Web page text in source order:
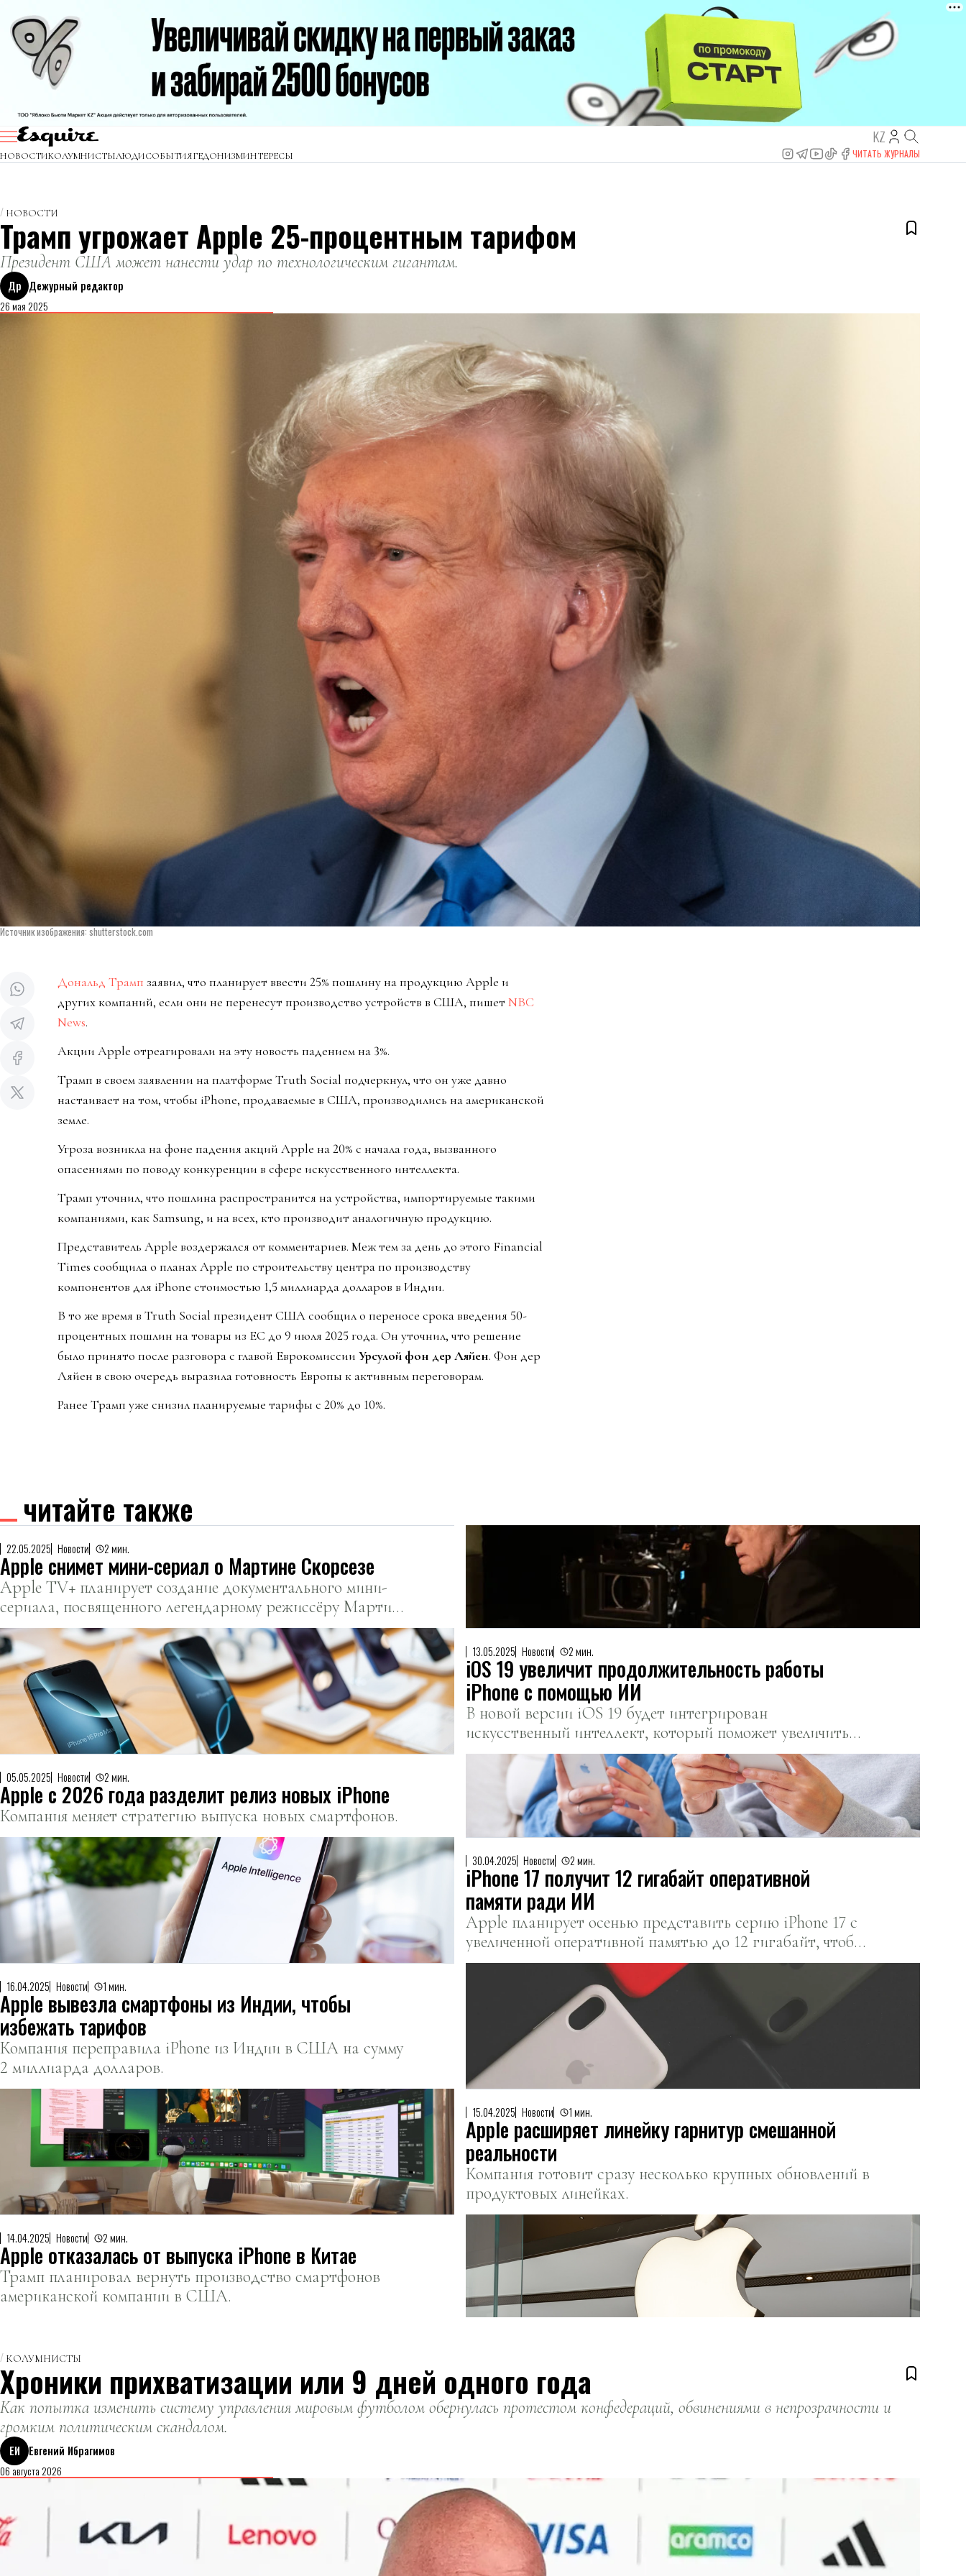
KZ
НОВОСТИКОЛУМНИСТЫЛЮДИСОБЫТИЯГЕДОНИЗМИНТЕРЕСЫ ЧИТАТЬ ЖУРНАЛЫ
НОВОСТИ
Трамп угрожает Apple 25-процентным тарифом
Президент США может нанести удар по технологическим гигантам.
Др Дежурный редактор
26 мая 2025
Источник изображения: shutterstock.com
Дональд Трамп заявил, что планирует ввести 25% пошлину на продукцию Apple и
других компаний, если они не перенесут производство устройств в США, пишет NBC
News.
Акции Apple отреагировали на эту новость падением на 3%.
Трамп в своем заявлении на платформе Truth Social подчеркнул, что он уже давно
настаивает на том, чтобы iPhone, продаваемые в США, производились на американской
земле.
Угроза возникла на фоне падения акций Apple на 20% с начала года, вызванного
опасениями по поводу конкуренции в сфере искусственного интеллекта.
Трамп уточнил, что пошлина распространится на устройства, импортируемые такими
компаниями, как Samsung, и на всех, кто производит аналогичную продукцию.
Представитель Apple воздержался от комментариев. Меж тем за день до этого Financial
Times сообщила о планах Apple по строительству центра по производству
компонентов для iPhone стоимостью 1,5 миллиарда долларов в Индии.
В то же время в Truth Social президент США сообщил о переносе срока введения 50-
процентных пошлин на товары из ЕС до 9 июля 2025 года. Он уточнил, что решение
было принято после разговора с главой Еврокомиссии Урсулой фон дер Ляйен. Фон дер
Ляйен в свою очередь выразила готовность Европы к активным переговорам.
Ранее Трамп уже снизил планируемые тарифы с 20% до 10%.
читайте также
22.05.2025 Новости 2 мин.
Apple снимет мини-сериал о Мартине Скорсезе
Apple TV+ планирует создание документального мини-
сериала, посвященного легендарному режиссёру Мартину
Скорсезе.
13.05.2025 Новости 2 мин.
iOS 19 увеличит продолжительность работы
iPhone с помощью ИИ
В новой версии iOS 19 будет интегрирован
искусственный интеллект, который поможет увеличить
продолжительность работы iPhone без подзарядки.
05.05.2025 Новости 2 мин.
Apple с 2026 года разделит релиз новых iPhone
Компания меняет стратегию выпуска новых смартфонов.
30.04.2025 Новости 2 мин.
iPhone 17 получит 12 гигабайт оперативной
памяти ради ИИ
Apple планирует осенью представить серию iPhone 17 с
увеличенной оперативной памятью до 12 гигабайт, чтобы
улучшить поддержку нейросетей и искусственного
16.04.2025 Новости 1 мин.
Apple вывезла смартфоны из Индии, чтобы
избежать тарифов
Компания переправила iPhone из Индии в США на сумму
2 миллиарда долларов.
15.04.2025 Новости 1 мин.
Apple расширяет линейку гарнитур смешанной
реальности
Компания готовит сразу несколько крупных обновлений в
продуктовых линейках.
14.04.2025 Новости 2 мин.
Apple отказалась от выпуска iPhone в Китае
Трамп планировал вернуть производство смартфонов
американской компании в США.
КОЛУМНИСТЫ
Хроники прихватизации или 9 дней одного года
Как попытка изменить систему управления мировым футболом обернулась протестом конфедераций, обвинениями в непрозрачности и
громким политическим скандалом.
ЕИ
Евгений Ибрагимов
06 августа 2026